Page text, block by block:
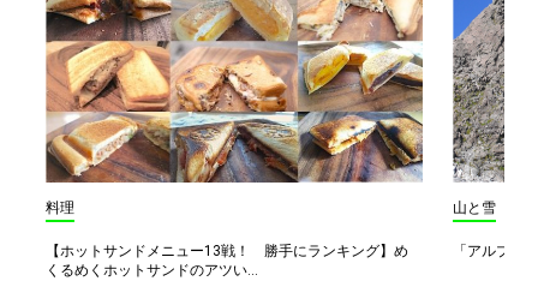
料理
【ホットサンドメニュー13戦！ 勝手にランキング】め
くるめくホットサンドのアツい...
山と雪
「アルプス